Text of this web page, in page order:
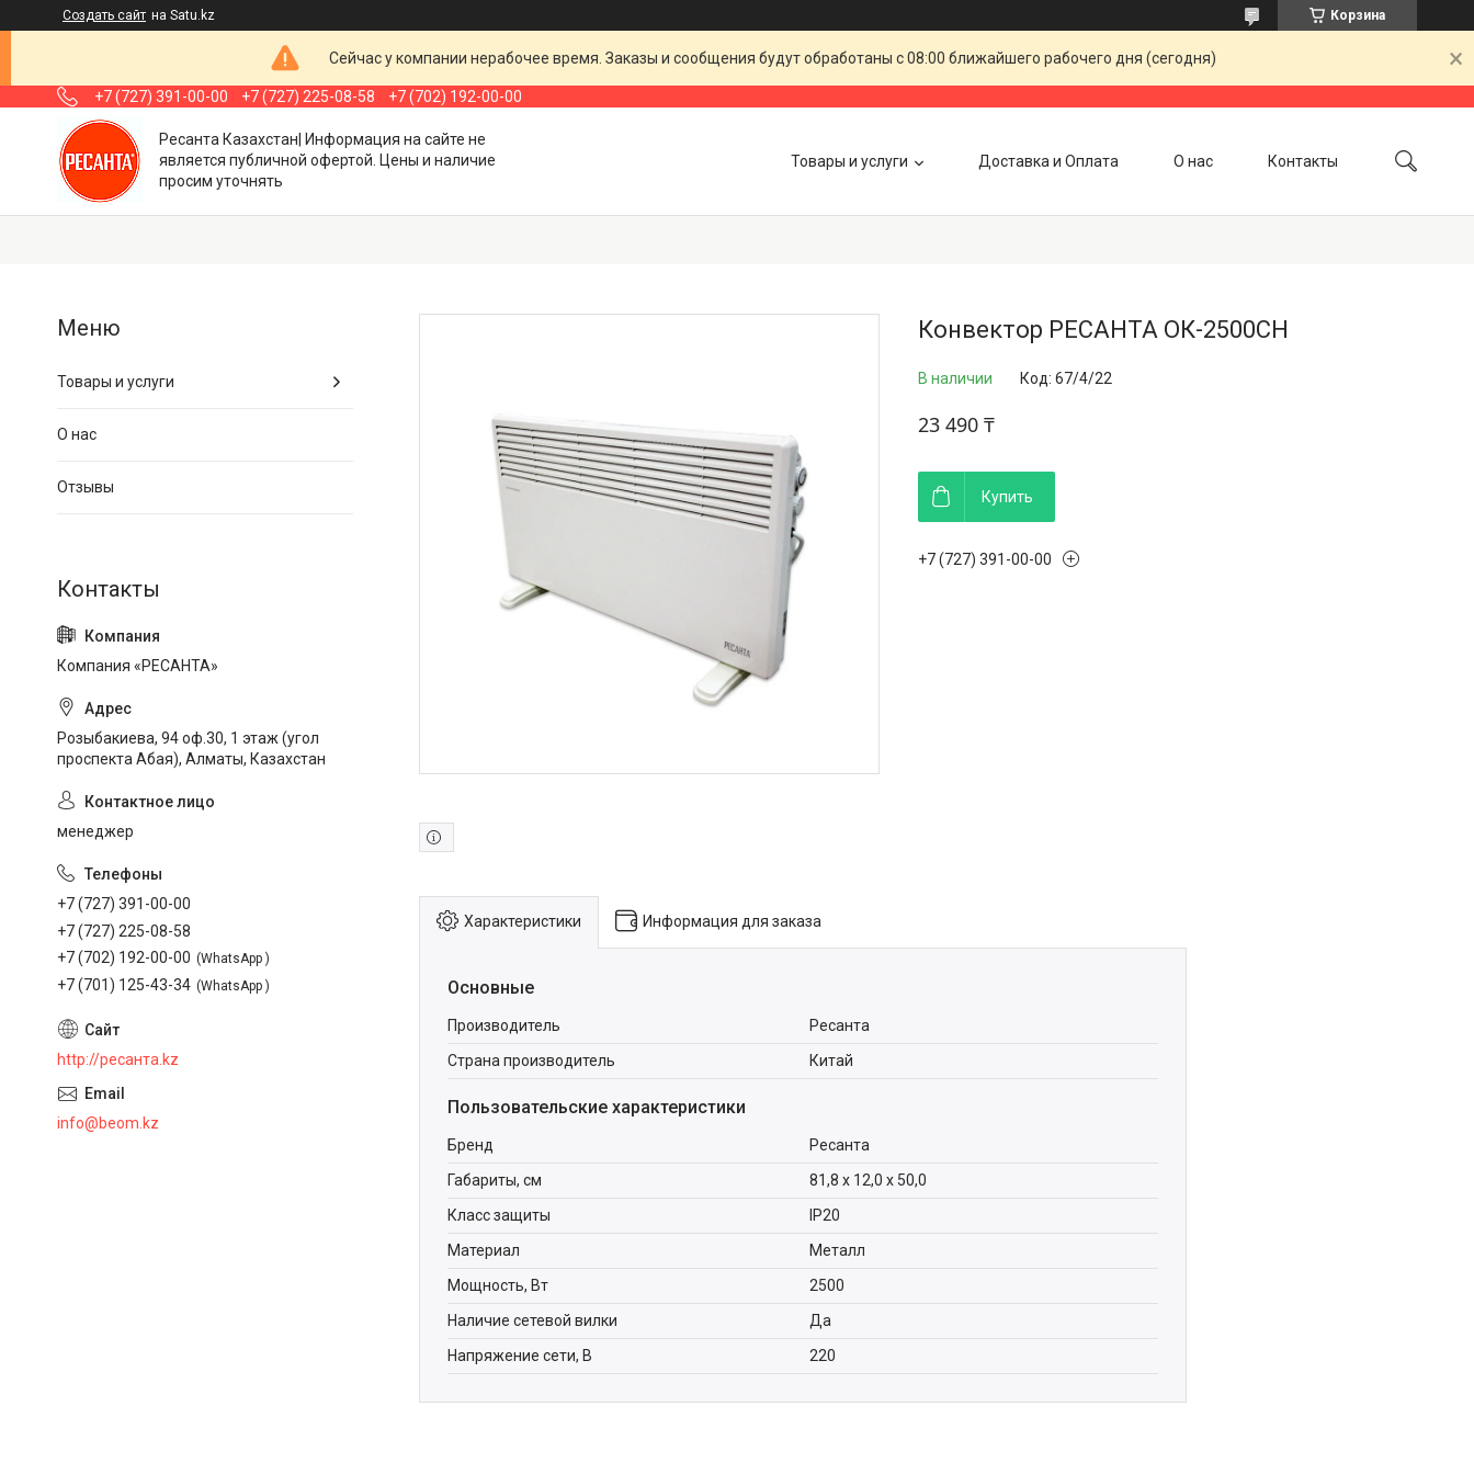
Создать сайт на Satu.kz Корзина
Сейчас у компании нерабочее время. Заказы и сообщения будут обработаны с 08:00 ближайшего рабочего дня (сегодня)
+7 (727) 391-00-00 +7 (727) 225-08-58 +7 (702) 192-00-00
Ресанта Казахстан| Информация на сайте не
является публичной офертой. Цены и наличие
просим уточнять
Товары и услуги Доставка и Оплата О нас Контакты
Конвектор РЕСАНТА ОК-2500СН
В наличии Код: 67/4/22
23 490 ₸
Купить
+7 (727) 391-00-00
Характеристики Информация для заказа
Основные
Производитель
Ресанта
Страна производитель
Китай
Пользовательские характеристики
Бренд
Ресанта
Габариты, см
81,8 х 12,0 х 50,0
Класс защиты
IP20
Материал
Металл
Мощность, Вт
2500
Наличие сетевой вилки
Да
Напряжение сети, В
220
Товары и услуги
О нас
Отзывы
Компания «РЕСАНТА»
Розыбакиева, 94 оф.30, 1 этаж (угол
проспекта Абая), Алматы, Казахстан
менеджер
+7 (727) 391-00-00
+7 (727) 225-08-58
+7 (702) 192-00-00
WhatsApp
+7 (701) 125-43-34 WhatsApp
http://ресанта.kz
info@beom.kz